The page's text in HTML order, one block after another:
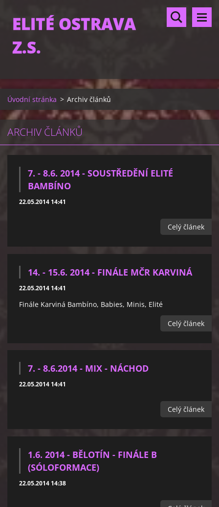
ELITÉ OSTRAVA
Z.S.
Úvodní stránka > Archiv článků
ARCHIV ČLÁNKŮ
7. - 8.6. 2014 - SOUSTŘEDĚNÍ ELITÉ
BAMBÍNO
22.05.2014 14:41
Celý článek
14. - 15.6. 2014 - FINÁLE MČR KARVINÁ
22.05.2014 14:41
Finále Karviná Bambíno, Babies, Minis, Elité
Celý článek
7. - 8.6.2014 - MIX - NÁCHOD
22.05.2014 14:41
Celý článek
1.6. 2014 - BĚLOTÍN - FINÁLE B
(SÓLOFORMACE)
22.05.2014 14:38